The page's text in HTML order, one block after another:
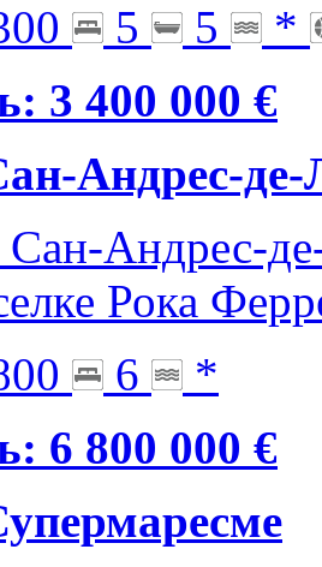
5 5
*
3 400 000 €
Андрес-де-
Андрес-
Рока
6
*
6 800 000 €